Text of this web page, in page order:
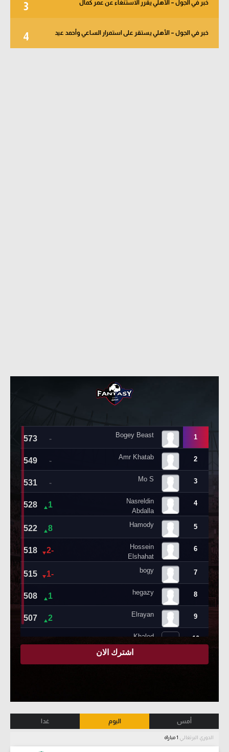
3 خبر في الجول – الأهلي يقرر الاستنغاء عن عمر كمال
4 خبر في الجول – الأهلي يستقر على استمرار الساعي وأحمد عيد
أمس اليوم غدا
الدوري البرتغالي